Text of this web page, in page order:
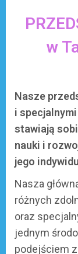
w
Nasze
i
stawiają
nauki i
jego
Nasza
różnych
oraz
jednym
podejściem